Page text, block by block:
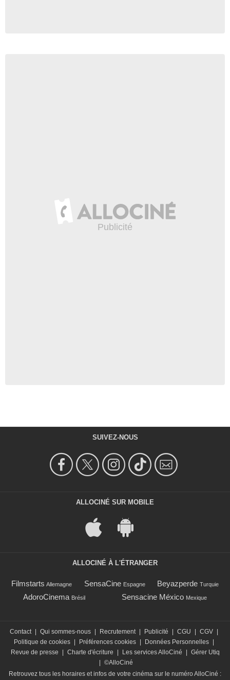
SUIVEZ-NOUS
ALLOCINÉ SUR MOBILE
ALLOCINÉ À L'ÉTRANGER
Filmstarts Allemagne SensaCine Espagne Beyazperde Turquie
AdoroCinema Brésil Sensacine México Mexique
Contact | Qui sommes-nous | Recrutement | Publicité | CGU | CGV |
Politique de cookies | Préférences cookies | Données Personnelles |
Revue de presse
| Charte d'écriture | Les services AlloCiné | Gérer Utiq
| ©AlloCiné
Retrouvez tous les horaires et infos de votre cinéma sur le numéro AlloCiné :